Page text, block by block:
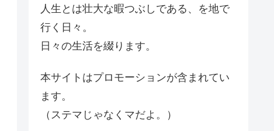
人生とは壮大な暇つぶしである、を地で
行く日々。
日々の生活を綴ります。
本サイトはプロモーションが含まれてい
ます。
（ステマじゃなくマだよ。）